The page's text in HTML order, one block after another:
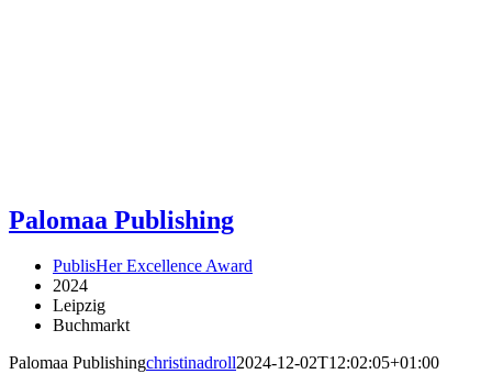
Palomaa Publishing
PublisHer Excellence Award
2024
Leipzig
Buchmarkt
Palomaa Publishingchristinadroll2024-12-02T12:02:05+01:00